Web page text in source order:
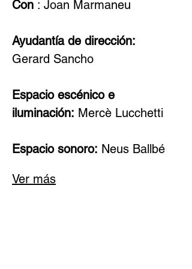
Con : Joan Marmaneu
Ayudantía de dirección:
Gerard Sancho
Espacio escénico e
iluminación: Mercè Lucchetti
Espacio sonoro: Neus Ballbé
Ver más